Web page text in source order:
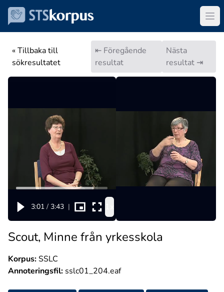
« Tillbaka till
sökresultatet
⇤ Föregående
resultat
Nästa
resultat ⇥
3:01 / 3:43 |
Scout, Minne från yrkesskola
Korpus:SSLC
Annoteringsfil: sslc01_204.eaf